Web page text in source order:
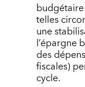
telles
une
l’épargne
des
fiscales)
cycle.